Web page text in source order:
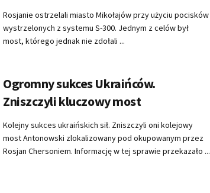
Rosjanie ostrzelali miasto Mikołajów przy użyciu pocisków
wystrzelonych z systemu S-300. Jednym z celów był
most, którego jednak nie zdołali ...
Ogromny sukces Ukraińców.
Zniszczyli kluczowy most
Kolejny sukces ukraińskich sił. Zniszczyli oni kolejowy
most Antonowski zlokalizowany pod okupowanym przez
Rosjan Chersoniem. Informację w tej sprawie przekazało ...